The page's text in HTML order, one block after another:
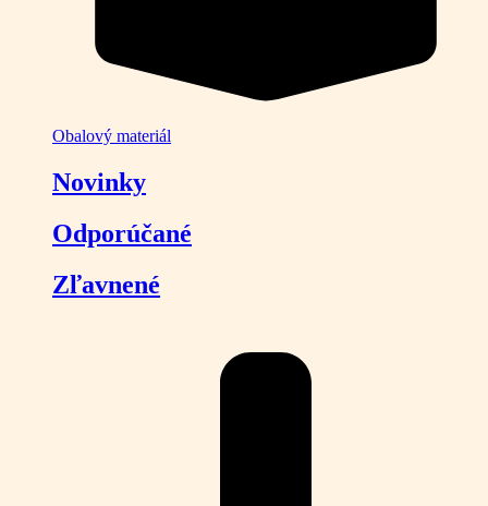
Obalový materiál
Novinky
Odporúčané
Zľavnené